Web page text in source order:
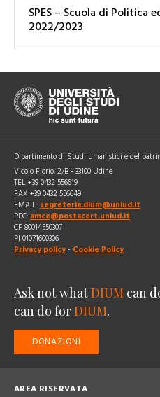
SPES – Scuola di Politica
2022/2023
Dipartimento di Studi umanistici e del
Vicolo Florio, 2/B - 33100 Udine
TEL +39 0432 556619
FAX +39 0432 556649
EMAIL: segreteria.dium@uniud.it
PEC: amce@postacert.uniud.it
CF 80014550307
PI 01071600306
Privacy policy - Cookie Policy
Ask not whatDIUM can
can do forDIUM.
DONAZIONI
AREA RISERVATA